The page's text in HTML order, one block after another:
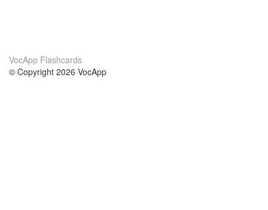
VocApp Flashcards
© Copyright 2026 VocApp